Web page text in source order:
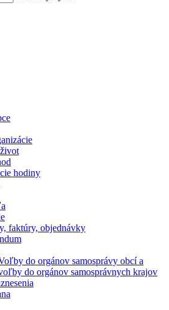
hodiny
faktúry, objednávky
do orgánov samosprávy obcí a
do orgánov samosprávnych krajov